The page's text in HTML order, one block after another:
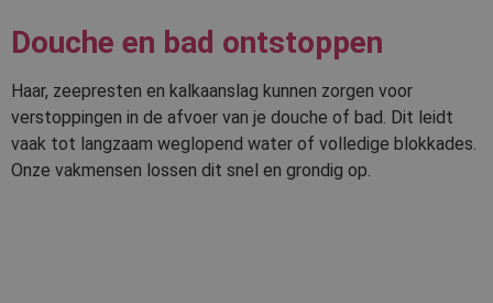
Douche en bad ontstoppen
Haar, zeepresten en kalkaanslag kunnen zorgen voor
verstoppingen in de afvoer van je douche of bad. Dit leidt
vaak tot langzaam weglopend water of volledige blokkades.
Onze vakmensen lossen dit snel en grondig op.